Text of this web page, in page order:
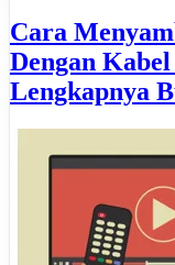
Cara
Dengan
Lengkapnya